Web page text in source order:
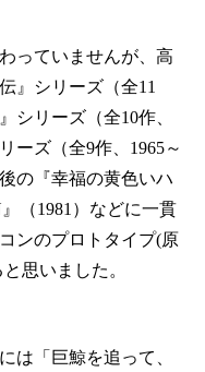
っていませんが、高
』シリーズ（全11
シリーズ（全10作、
ーズ（全9作、1965～
の『幸福の黄色いハ
（1981）などに一貫
ンのプロトタイプ(原
思いました。
は「巨鯨を追って、